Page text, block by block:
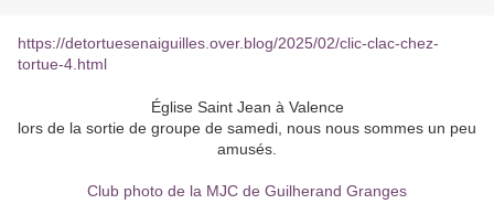
https://detortuesenaiguilles.over.blog/2025/02/clic-clac-chez-
tortue-4.html
Église Saint Jean à Valence
lors de la sortie de groupe de samedi, nous nous sommes un peu
amusés.
Club photo de la MJC de Guilherand Granges